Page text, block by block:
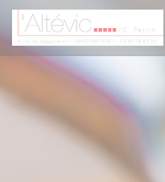
Panel pro správu cookies